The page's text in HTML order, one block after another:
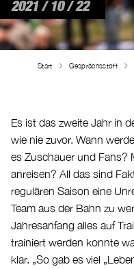
2021 / 10 / 22
Es ist das zweite Jahr in
wie nie zuvor. Wann
es Zuschauer und Fans?
anreisen? All das sind
regulären Saison eine
Team aus der Bahn zu
Jahresanfang alles auf
trainiert werden konnte
klar. „So gab es viel
Start Gesprächsstoff